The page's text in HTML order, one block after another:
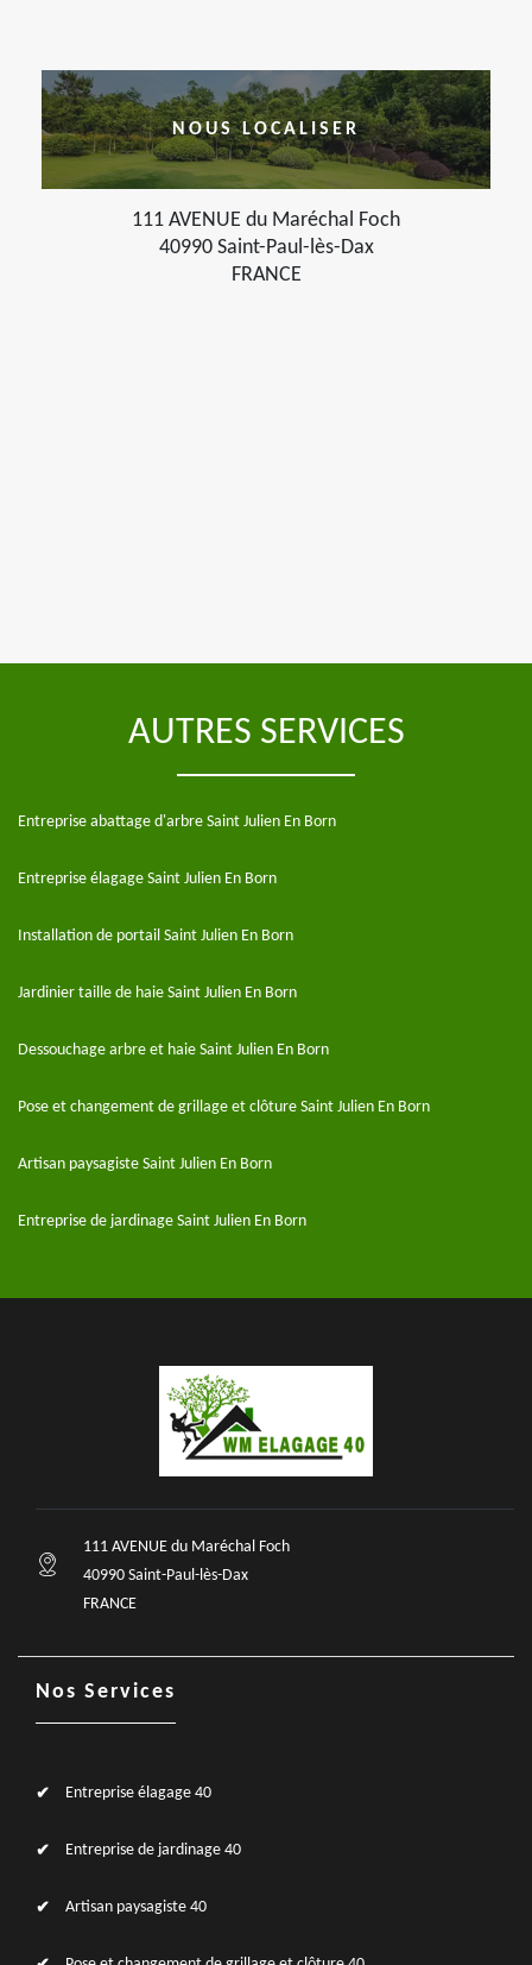
NOUS LOCALISER
111 AVENUE du Maréchal Foch
40990 Saint-Paul-lès-Dax
FRANCE
AUTRES SERVICES
Entreprise abattage d'arbre Saint Julien En Born
Entreprise élagage Saint Julien En Born
Installation de portail Saint Julien En Born
Jardinier taille de haie Saint Julien En Born
Dessouchage arbre et haie Saint Julien En Born
Pose et changement de grillage et clôture Saint Julien En Born
Artisan paysagiste Saint Julien En Born
Entreprise de jardinage Saint Julien En Born
111 AVENUE du Maréchal Foch
40990 Saint-Paul-lès-Dax
FRANCE
Nos Services
Entreprise élagage 40
Entreprise de jardinage 40
Artisan paysagiste 40